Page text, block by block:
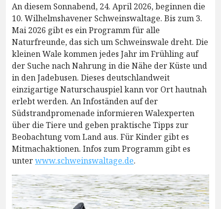
An diesem Sonnabend, 24. April 2026, beginnen die
10. Wilhelmshavener Schweinswaltage. Bis zum 3.
Mai 2026 gibt es ein Programm für alle
Naturfreunde, das sich um Schweinswale dreht. Die
kleinen Wale kommen jedes Jahr im Frühling auf
der Suche nach Nahrung in die Nähe der Küste und
in den Jadebusen. Dieses deutschlandweit
einzigartige Naturschauspiel kann vor Ort hautnah
erlebt werden. An Infoständen auf der
Südstrandpromenade informieren Walexperten
über die Tiere und geben praktische Tipps zur
Beobachtung vom Land aus. Für Kinder gibt es
Mitmachaktionen. Infos zum Programm gibt es
unterwww.schweinswaltage.de.